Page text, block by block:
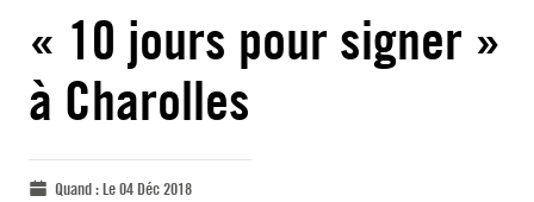
« 10 jours pour signer »
à Charolles
Quand :Le 04 Déc 2018